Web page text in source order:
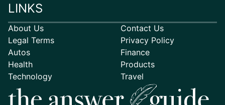
LINKS
About Us
Contact Us
Legal Terms
Privacy Policy
Autos
Finance
Health
Products
Technology
Travel